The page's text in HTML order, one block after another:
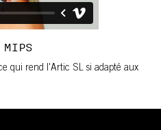
MIPS
qui rend l'Artic SL si adapté aux